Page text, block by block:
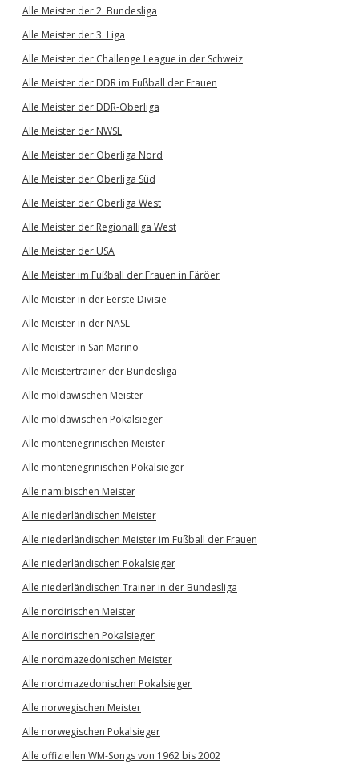
Alle Meister der 2. Bundesliga
Alle Meister der 3. Liga
Alle Meister der Challenge League in der Schweiz
Alle Meister der DDR im Fußball der Frauen
Alle Meister der DDR-Oberliga
Alle Meister der NWSL
Alle Meister der Oberliga Nord
Alle Meister der Oberliga Süd
Alle Meister der Oberliga West
Alle Meister der Regionalliga West
Alle Meister der USA
Alle Meister im Fußball der Frauen in Färöer
Alle Meister in der Eerste Divisie
Alle Meister in der NASL
Alle Meister in San Marino
Alle Meistertrainer der Bundesliga
Alle moldawischen Meister
Alle moldawischen Pokalsieger
Alle montenegrinischen Meister
Alle montenegrinischen Pokalsieger
Alle namibischen Meister
Alle niederländischen Meister
Alle niederländischen Meister im Fußball der Frauen
Alle niederländischen Pokalsieger
Alle niederländischen Trainer in der Bundesliga
Alle nordirischen Meister
Alle nordirischen Pokalsieger
Alle nordmazedonischen Meister
Alle nordmazedonischen Pokalsieger
Alle norwegischen Meister
Alle norwegischen Pokalsieger
Alle offiziellen WM-Songs von 1962 bis 2002